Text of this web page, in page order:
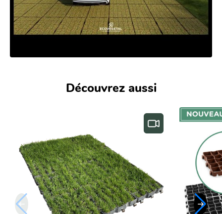
Découvrez aussi